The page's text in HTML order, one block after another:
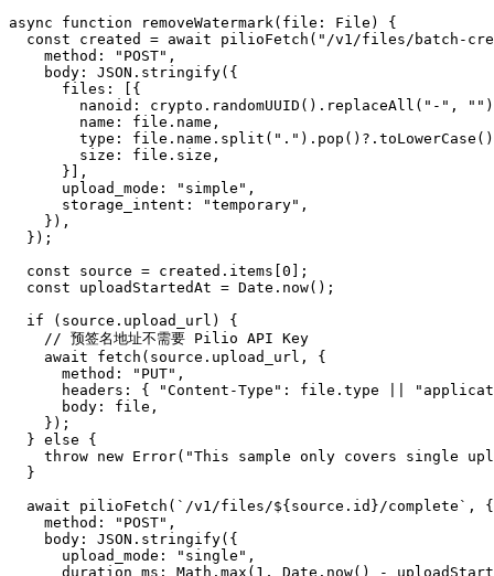
async function removeWatermark(file: File) {
const created = await pilioFetch("/v1/files/batch-
    method: "POST",
    body: JSON.stringify({
      files: [{
nanoid: crypto.randomUUID().replaceAll("-",
        name: file.name,
type:
        size: file.size,
      }],
      upload_mode: "simple",
      storage_intent: "temporary",
    }),
  });
  const source = created.items[0];
  const uploadStartedAt = Date.now();
  if (source.upload_url) {
    // 预签名地址不需要 Pilio API Key
    await fetch(source.upload_url, {
      method: "PUT",
headers: { "Content-Type": file.type ||
      body: file,
    });
  } else {
throw new Error("This sample only covers single
  }
  await pilioFetch(`/v1/files/${source.id}/complete`, {
    method: "POST",
    body: JSON.stringify({
      upload_mode: "single",
duration_ms: Math.max(1, Date.now() -